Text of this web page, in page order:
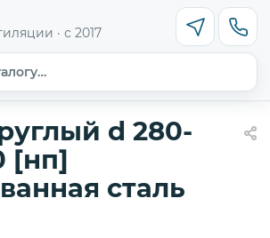
· с 2017
d 280-
[нп]
сталь